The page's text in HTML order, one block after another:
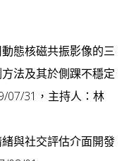
態核磁共振影像的三
法及其於側踝不穩定
07/31，主持人：林
與社交評估介面開發